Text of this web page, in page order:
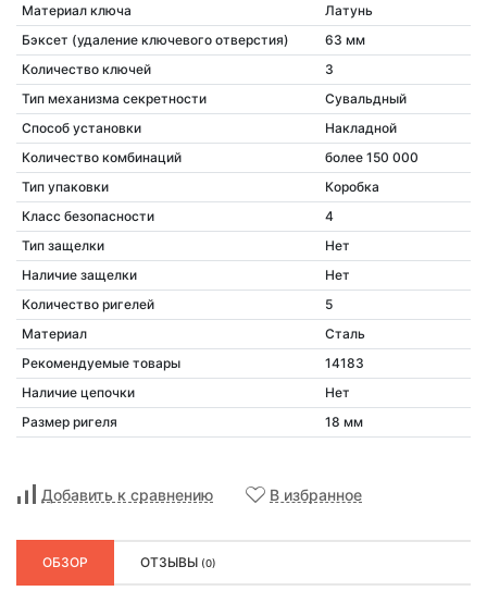
Материал ключа
Латунь
Бэксет (удаление ключевого отверстия)
63 мм
Количество ключей
3
Тип механизма секретности
Сувальдный
Способ установки
Накладной
Количество комбинаций
более 150 000
Тип упаковки
Коробка
Класс безопасности
4
Тип защелки
Нет
Наличие защелки
Нет
Количество ригелей
5
Материал
Сталь
Рекомендуемые товары
14183
Наличие цепочки
Нет
Размер ригеля
18 мм
Добавить к сравнению В избранное
ОБЗОР ОТЗЫВЫ (0)